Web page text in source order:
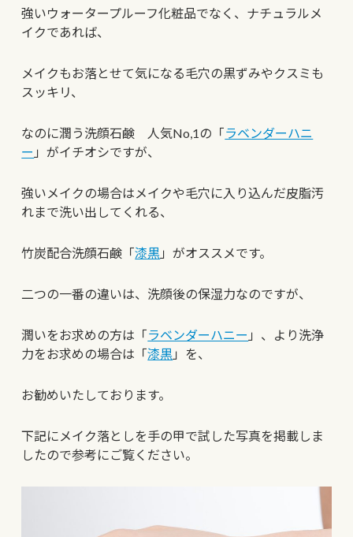
強いウォータープルーフ化粧品でなく、ナチュラルメ
イクであれば、
メイクもお落とせて気になる毛穴の黒ずみやクスミも
スッキリ、
なのに潤う洗顔石鹸 人気No,1の「ラベンダーハニ
ー 」がイチオシですが、
強いメイクの場合はメイクや毛穴に入り込んだ皮脂汚
れまで洗い出してくれる、
竹炭配合洗顔石鹸「漆黒 」がオススメです。
二つの一番の違いは、洗顔後の保湿力なのですが、
潤いをお求めの方は「ラベンダーハニー 」、より洗浄
力をお求めの場合は「漆黒 」を、
お勧めいたしております。
下記にメイク落としを手の甲で試した写真を掲載しま
したので参考にご覧ください。